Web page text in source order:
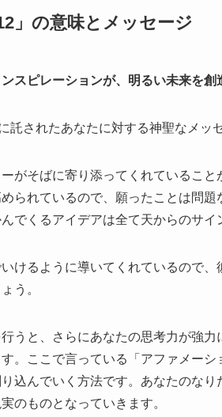
」の意味とメッセージ
スピレーションが、明るい未来を創
託されたあなたに対する神聖なメッ
がそばに寄り添ってくれていること
られているので、願ったことは問
でくるアイデアは全て天からのサイ
けるように導いてくれているので
う。
うと、さらにあなたの思考力が強
。ここで言っている「アファメー
込んでいく方法です。あなたのな
のものとなっていきます。